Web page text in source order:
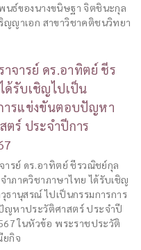
ธ์ของนางขนิษฐา จิตชินะกุล
ญาเอก สาขาวิชาคติชนวิทยา
าจารย์ ดร.อาทิตย์ ชีร
ด้รับเชิญไปเป็น
ารแข่งขันตอบปัญหา
ตร์ ประจำปีการ
ารย์ ดร.อาทิตย์ ชีรวณิชย์กุล
ำภาควิชาภาษาไทย ได้รับเชิญ
ธานุสรณ์ ไปเป็นกรรมการการ
ญหาประวัติศาสตร์ ประจำปี
ในหัวข้อ พระราชประวัติ
ยกิจ